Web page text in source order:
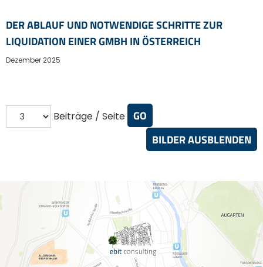
DER ABLAUF UND NOTWENDIGE SCHRITTE ZUR
LIQUIDATION EINER GMBH IN ÖSTERREICH
Dezember 2025
Beiträge / Seite
BILDER AUSBLENDEN